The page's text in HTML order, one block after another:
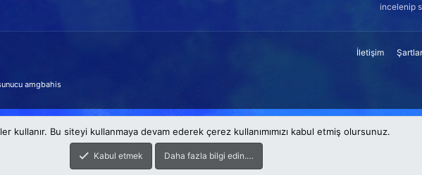
incelenip
İletişim
amgbahis
kullanır. Bu siteyi kullanmaya devam ederek çerez kullanımımızı kabul etmiş olursunuz.
Kabul etmek Daha fazla bilgi edin.…